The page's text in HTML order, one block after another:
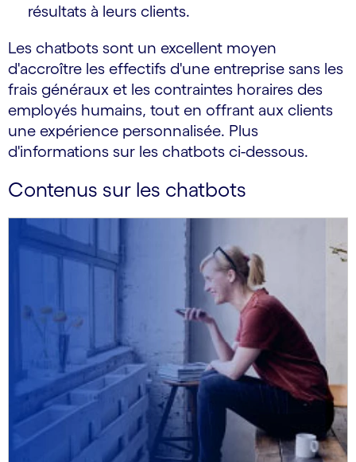
résultats à leurs clients.
Les chatbots sont un excellent moyen
d'accroître les effectifs d'une entreprise sans les
frais généraux et les contraintes horaires des
employés humains, tout en offrant aux clients
une expérience personnalisée. Plus
d'informations sur les chatbots ci-dessous.
Contenus sur les chatbots